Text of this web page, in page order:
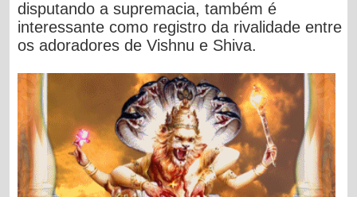
disputando a supremacia, também é
interessante como registro da rivalidade entre
os adoradores de Vishnu e Shiva.